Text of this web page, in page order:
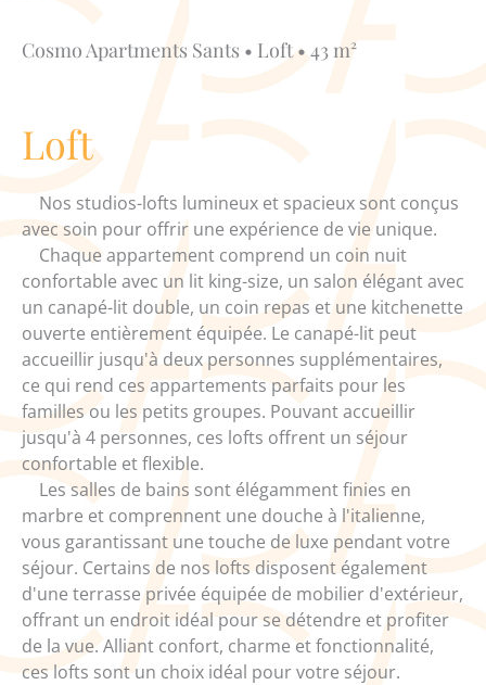
Cosmo Apartments Sants • Loft • 43 m²
Loft
Nos studios-lofts lumineux et spacieux sont conçus
avec soin pour offrir une expérience de vie unique.
Chaque appartement comprend un coin nuit
confortable avec un lit king-size, un salon élégant avec
un canapé-lit double, un coin repas et une kitchenette
ouverte entièrement équipée. Le canapé-lit peut
accueillir jusqu'à deux personnes supplémentaires,
ce qui rend ces appartements parfaits pour les
familles ou les petits groupes. Pouvant accueillir
jusqu'à 4 personnes, ces lofts offrent un séjour
confortable et flexible.
Les salles de bains sont élégamment finies en
marbre et comprennent une douche à l'italienne,
vous garantissant une touche de luxe pendant votre
séjour. Certains de nos lofts disposent également
d'une terrasse privée équipée de mobilier d'extérieur,
offrant un endroit idéal pour se détendre et profiter
de la vue. Alliant confort, charme et fonctionnalité,
ces lofts sont un choix idéal pour votre séjour.